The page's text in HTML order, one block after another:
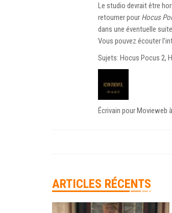
Le studio devrait être
retourner pour Hocus
dans une éventuelle
Vous pouvez écouter
Sujets: Hocus Pocus 2,
Écrivain pour Movieweb
ARTICLES RÉCENTS